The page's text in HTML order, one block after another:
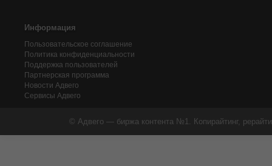
Информация
Пользовательское соглашение
Политика конфиденциальности
Поддержка пользователей
Партнерская программа
Новости Адвего
Сервисы Адвего
© Адвего — биржа контента №1. Копирайтинг,